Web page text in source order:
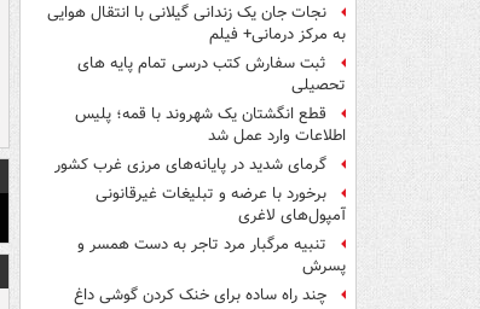
نجات جان یک زندانی گیلانی با انتقال هوایی
به مرکز درمانی+ فیلم
ثبت سفارش کتب درسی تمام پایه های
تحصیلی
قطع انگشتان یک شهروند با قمه؛ پلیس
اطلاعات وارد عمل شد
گرمای شدید در پایانه‌های مرزی غرب کشور
برخورد با عرضه و تبلیغات غیرقانونی
آمپول‌های لاغری
تنبیه مرگبار مرد تاجر به دست همسر و
پسرش
چند راه‌ ساده برای خنک کردن گوشی داغ